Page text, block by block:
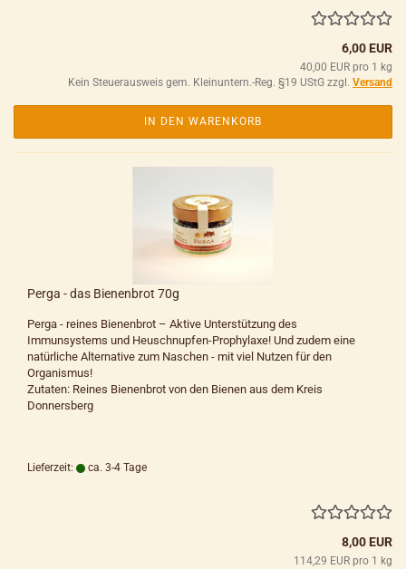
6,00 EUR
40,00 EUR pro 1 kg
Kein Steuerausweis gem. Kleinuntern.-Reg. §19 UStG zzgl. Versand
IN DEN WARENKORB
Perga - das Bienenbrot 70g
Perga - reines Bienenbrot – Aktive Unterstützung des
Immunsystems und Heuschnupfen-Prophylaxe! Und zudem eine
natürliche Alternative zum Naschen - mit viel Nutzen für den
Organismus!
Zutaten: Reines Bienenbrot von den Bienen aus dem Kreis
Donnersberg
Lieferzeit: ca. 3-4 Tage
8,00 EUR
114,29 EUR pro 1 kg